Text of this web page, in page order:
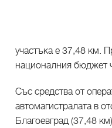
участъка е 37,48 км.
националния бюджет
Със средства от
автомагистралата в
Благоевград (37,48